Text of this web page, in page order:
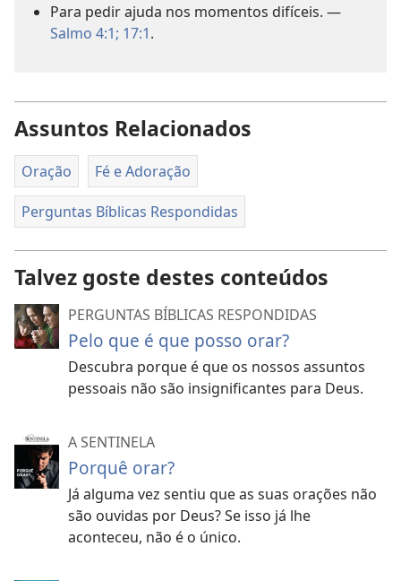
Para pedir ajuda nos momentos difíceis. —
Salmo 4:1; 17:1.
Assuntos Relacionados
Oração Fé e Adoração
Perguntas Bíblicas Respondidas
Talvez goste destes conteúdos
PERGUNTAS BÍBLICAS RESPONDIDAS
Pelo que é que posso orar?
Descubra porque é que os nossos assuntos
pessoais não são insignificantes para Deus.
A SENTINELA
Porquê orar?
Já alguma vez sentiu que as suas orações não
são ouvidas por Deus? Se isso já lhe
aconteceu, não é o único.